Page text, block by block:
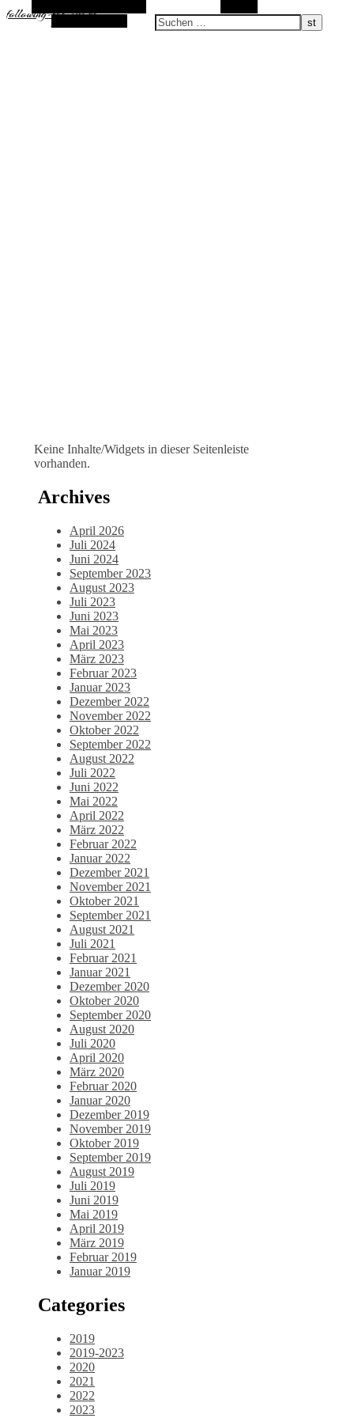
following-the-sun.de
Zufallsauswahl
Keine Inhalte/Widgets in dieser Seitenleiste
vorhanden.
Archives
April 2026
Juli 2024
Juni 2024
September 2023
August 2023
Juli 2023
Juni 2023
Mai 2023
April 2023
März 2023
Februar 2023
Januar 2023
Dezember 2022
November 2022
Oktober 2022
September 2022
August 2022
Juli 2022
Juni 2022
Mai 2022
April 2022
März 2022
Februar 2022
Januar 2022
Dezember 2021
November 2021
Oktober 2021
September 2021
August 2021
Juli 2021
Februar 2021
Januar 2021
Dezember 2020
Oktober 2020
September 2020
August 2020
Juli 2020
April 2020
März 2020
Februar 2020
Januar 2020
Dezember 2019
November 2019
Oktober 2019
September 2019
August 2019
Juli 2019
Juni 2019
Mai 2019
April 2019
März 2019
Februar 2019
Januar 2019
Categories
2019
2019-2023
2020
2021
2022
2023